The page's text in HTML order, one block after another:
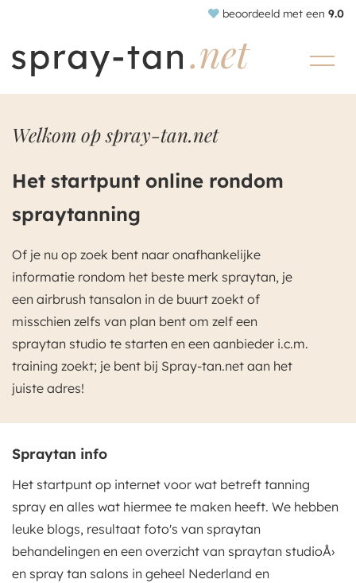
beoordeeld met een 9.0
Welkom op spray-tan.net
Het startpunt online rondom
spraytanning
Of je nu op zoek bent naar onafhankelijke
informatie rondom het beste merk spraytan, je
een airbrush tansalon in de buurt zoekt of
misschien zelfs van plan bent om zelf een
spraytan studio te starten en een aanbieder i.c.m.
training zoekt; je bent bij Spray-tan.net aan het
juiste adres!
Spraytan info
Het startpunt op internet voor wat betreft tanning
spray en alles wat hiermee te maken heeft. We hebben
leuke blogs, resultaat foto's van spraytan
behandelingen en een overzicht van spraytan studioÅ›
en spray tan salons in geheel Nederland en